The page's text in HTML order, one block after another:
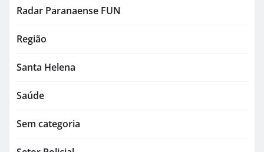
Radar Paranaense FUN
Região
Santa Helena
Saúde
Sem categoria